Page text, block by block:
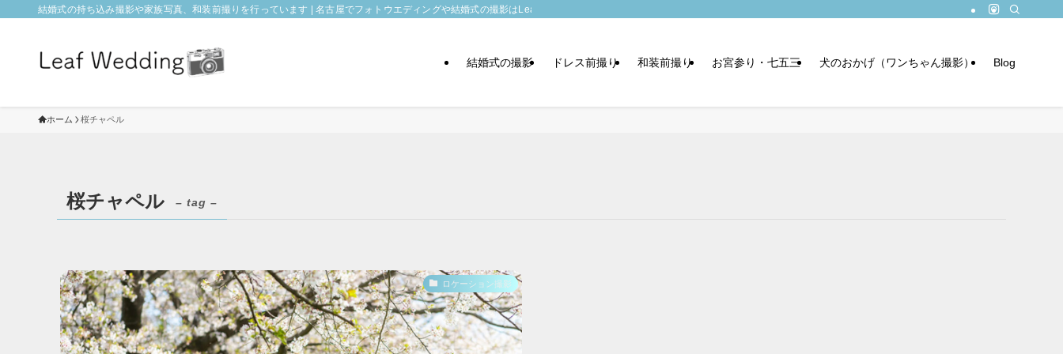
結婚式の持ち込み撮影や家族写真、和装前撮りを行っています | 名古屋でフォトウエディングや結婚式の撮影はLeaf wedding
結婚式の撮影 ドレス前撮り 和装前撮り お宮参り・七五三 犬のおかげ（ワンちゃん撮影） Blog
ホーム 桜チャペル
桜チャペル – tag –
ロケーション撮影